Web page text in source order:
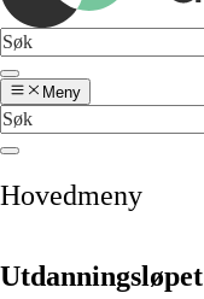
Meny
Hovedmeny
Utdanningsløpet